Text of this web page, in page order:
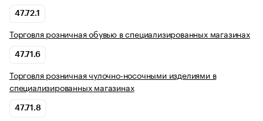
47.72.1
Торговля розничная обувью в специализированных магазинах
47.71.6
Торговля розничная чулочно-носочными изделиями в
специализированных магазинах
47.71.8